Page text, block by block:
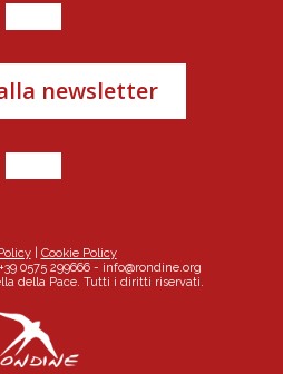
newsletter
| Cookie Policy
0575 299666 - info@rondine.org
della Pace. Tutti i diritti riservati.